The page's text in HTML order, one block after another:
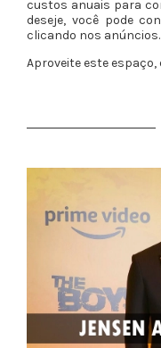
custos anuais para
deseje, você pode
clicando nos anúncios.
Aproveite este